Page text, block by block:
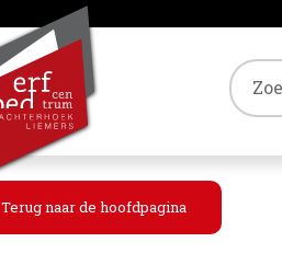
Terug naar de hoofdpagina